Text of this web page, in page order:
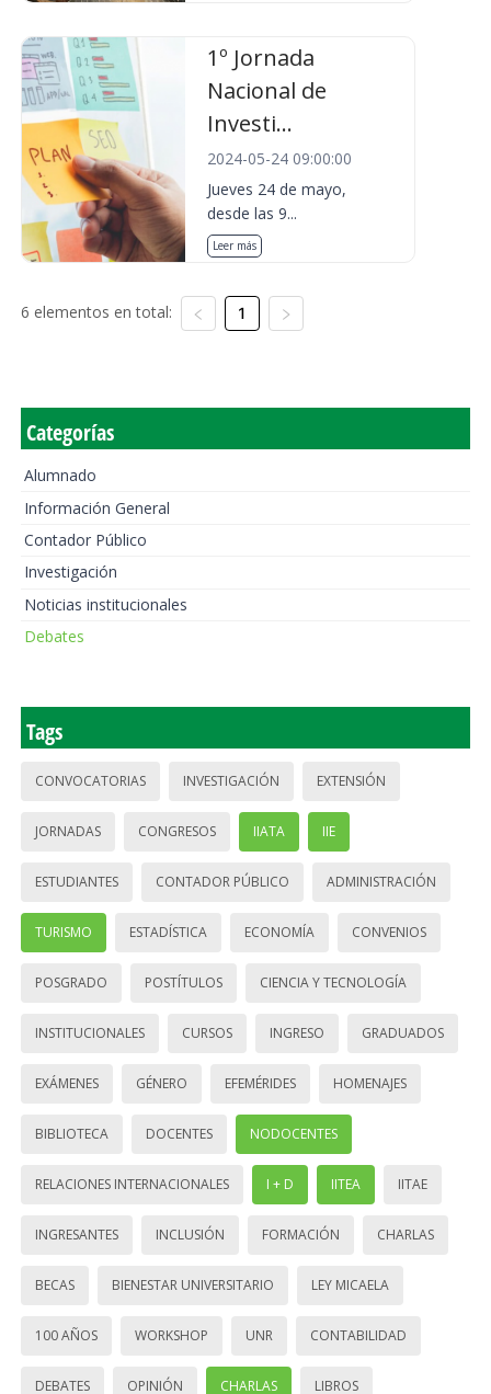
1º Jornada
Nacional de
Investi...
2024-05-24 09:00:00
Jueves 24 de mayo,
desde las 9...
Leer más
6 elementos en total: 1
Categorías
Alumnado
Información General
Contador Público
Investigación
Noticias institucionales
Debates
Tags
CONVOCATORIAS INVESTIGACIÓN EXTENSIÓN
JORNADAS CONGRESOS IIATA IIE
ESTUDIANTES CONTADOR PÚBLICO ADMINISTRACIÓN
TURISMO ESTADÍSTICA ECONOMÍA CONVENIOS
POSGRADO POSTÍTULOS CIENCIA Y TECNOLOGÍA
INSTITUCIONALES CURSOS INGRESO GRADUADOS
EXÁMENES GÉNERO EFEMÉRIDES HOMENAJES
BIBLIOTECA DOCENTES NODOCENTES
RELACIONES INTERNACIONALES I + D IITEA IITAE
INGRESANTES INCLUSIÓN FORMACIÓN CHARLAS
BECAS BIENESTAR UNIVERSITARIO LEY MICAELA
100 AÑOS WORKSHOP UNR CONTABILIDAD
DEBATES OPINIÓN CHARLAS LIBROS